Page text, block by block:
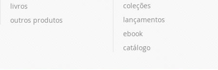
livros
outros produtos
coleções
lançamentos
ebook
catálogo